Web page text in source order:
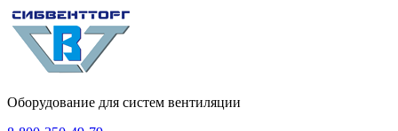
Оборудование для систем вентиляции